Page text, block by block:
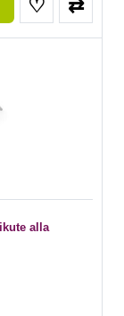
♡ ⇄
alla